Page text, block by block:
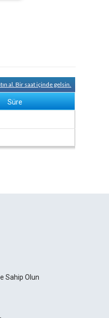
al. Bir saat içinde gelsin.
Süre
Sahip Olun